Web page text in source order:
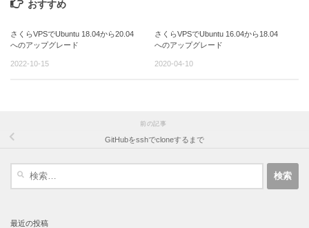
おすすめ
さくらVPSでUbuntu 18.04から20.04
へのアップグレード
2022-10-15
さくらVPSでUbuntu 16.04から18.04
へのアップグレード
2020-04-10
前の記事
GitHubをsshでcloneするまで
最近の投稿